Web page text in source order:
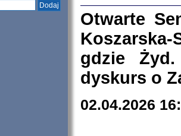
Otwarte
Koszarska-
gdzie
dyskurs o
02.04.2026